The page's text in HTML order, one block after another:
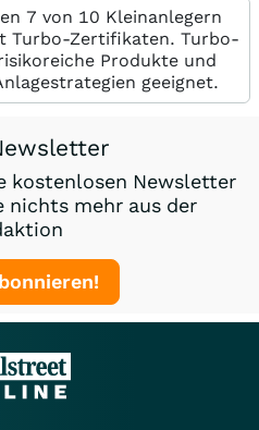
7 von 10 Kleinanlegern
Turbo-Zertifikaten. Turbo-
Produkte und
geeignet.
kostenlosen Newsletter
nichts mehr aus der